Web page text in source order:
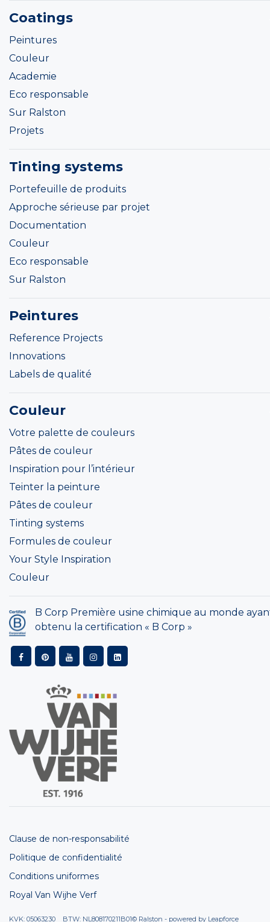
Coatings
Peintures
Couleur
Academie
Eco responsable
Sur Ralston
Projets
Tinting systems
Portefeuille de produits
Approche sérieuse par projet
Documentation
Couleur
Eco responsable
Sur Ralston
Peintures
Reference Projects
Innovations
Labels de qualité
Couleur
Votre palette de couleurs
Pâtes de couleur
Inspiration pour l’intérieur
Teinter la peinture
Pâtes de couleur
Tinting systems
Formules de couleur
Your Style Inspiration
Couleur
B Corp Première usine chimique au monde
obtenu la certification « B Corp »
Clause de non-responsabilité
Politique de confidentialité
Conditions uniformes
Royal Van Wijhe Verf
KVK: 05063230 BTW: NL808170211B01© Ralston - powered by Leapforce